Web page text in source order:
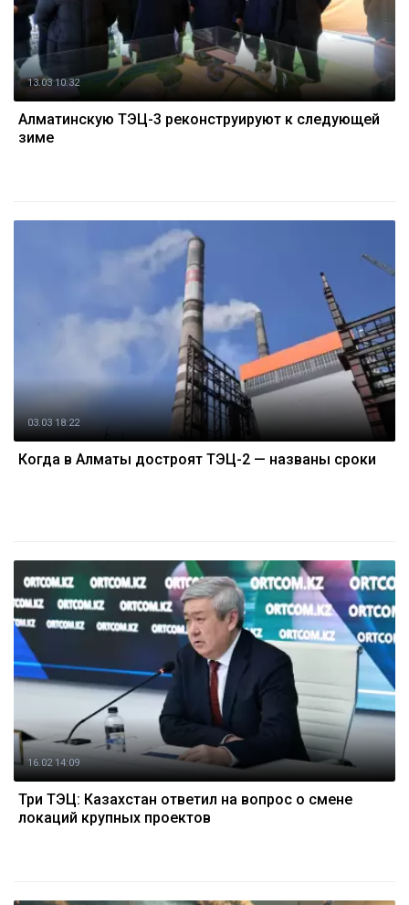
13.03 10:32
Алматинскую ТЭЦ-3 реконструируют к следующей
зиме
03.03 18:22
Когда в Алматы достроят ТЭЦ-2 — названы сроки
16.02 14:09
Три ТЭЦ: Казахстан ответил на вопрос о смене
локаций крупных проектов